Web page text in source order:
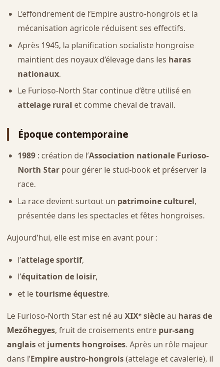
L’effondrement de l’Empire austro-hongrois et la
mécanisation agricole réduisent ses effectifs.
Après 1945, la planification socialiste hongroise
maintient des noyaux d’élevage dans les haras
nationaux.
Le Furioso-North Star continue d’être utilisé en
attelage rural et comme cheval de travail.
Époque contemporaine
1989: création de l’Association nationale Furioso-
North Starpour gérer le stud-book et préserver la
race.
La race devient surtout un patrimoine culturel,
présentée dans les spectacles et fêtes hongroises.
Aujourd’hui, elle est mise en avant pour :
l’attelage sportif,
l’équitation de loisir,
et letourisme équestre.
Le Furioso-North Star est né au XIXᵉ siècleau haras de
Mezőhegyes, fruit de croisements entre pur-sang
anglaiset juments hongroises. Après un rôle majeur
dans l’Empire austro-hongrois(attelage et cavalerie), il